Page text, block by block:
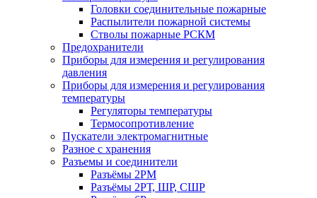
Головки соединительные пожарные
Распылители пожарной системы
Стволы пожарные РСКМ
Предохранители
Приборы для измерения и регулирования
давления
Приборы для измерения и регулирования
температуры
Регуляторы температуры
Термосопротивление
Пускатели электромагнитные
Разное с хранения
Разъемы и соединители
Разъёмы 2РМ
Разъёмы 2РТ, ШР, СШР